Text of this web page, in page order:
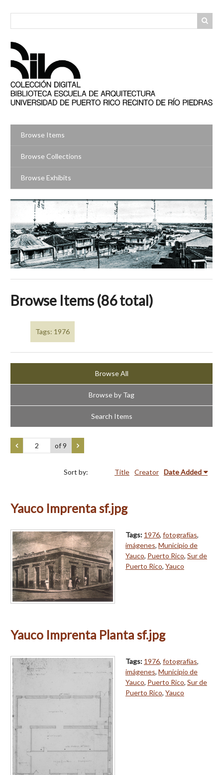
Browse Items
Browse Collections
Browse Exhibits
Browse Items (86 total)
Tags: 1976
Browse All
Browse by Tag
Search Items
of 9
Sort by: Title Creator Date Added
Yauco Imprenta sf.jpg
Tags: 1976, fotografías,
imágenes, Municipio de
Yauco, Puerto Rico, Sur de
Puerto Rico, Yauco
Yauco Imprenta Planta sf.jpg
Tags: 1976, fotografías,
imágenes, Municipio de
Yauco, Puerto Rico, Sur de
Puerto Rico, Yauco